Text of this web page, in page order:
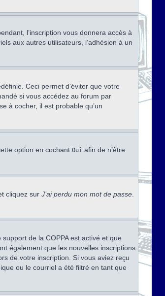
l’inscription vous donnera accès à
aux autres utilisateurs, l’adhésion à un
Ceci permet d’éviter que votre
si vous accédez au forum par
à cocher, il est probable qu’un
option en cochant Oui afin de n’être
cliquez sur J’ai perdu mon mot de passe
de la COPPA est activé et que
également que les nouvelles inscriptions
de votre inscription. Si vous aviez reçu
ou le courriel a été filtré en tant que